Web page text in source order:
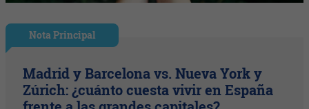
Nota Principal
Madrid y Barcelona vs. Nueva York y
Zúrich: ¿cuánto cuesta vivir en España